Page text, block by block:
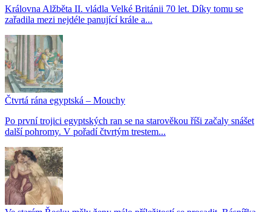
Královna Alžběta II. vládla Velké Británii 70 let. Díky tomu se
zařadila mezi nejdéle panující krále a...
Čtvrtá rána egyptská – Mouchy
Po první trojici egyptských ran se na starověkou říši začaly snášet
další pohromy. V pořadí čtvrtým trestem...